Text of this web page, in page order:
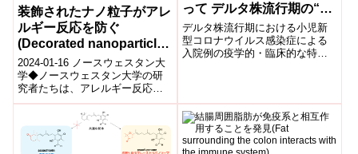
装飾されたナノ粒子がアレ
ルギー反応を防ぐ
(Decorated nanoparticles
prevent allergic
reactions)
2024-01-16 ノースウェスタン大
学◆ノースウェスタン大学の研
究者たちは、アレルギー反応を
防ぐ初の選択的治療法を開発し
ました。ナノ粒子に特定のアレ
ルギー反...
って デルタ株流行期の“小
児コロナ患者”の実態を解
明
デルタ株流行期における小児新
型コロナウイルス感染症による
入院例の疫学的・臨床的な特徴
国内最大の新型コロナウイルス
感染症のレジストリ (COVIREGI-
JP)を利用したもので、日本にお
ける小児COVID-19患者の特徴